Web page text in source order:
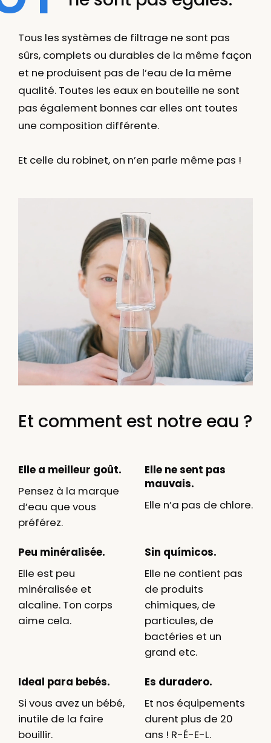
Tous les systèmes de filtrage ne sont pas
sûrs, complets ou durables de la même façon
et ne produisent pas de l’eau de la même
qualité. Toutes les eaux en bouteille ne sont
pas également bonnes car elles ont toutes
une composition différente.
Et celle du robinet, on n’en parle même pas !
Et comment est notre eau ?
Elle a meilleur goût.
Pensez à la marque
d’eau que vous
préférez.
Elle ne sent pas
mauvais.
Elle n’a pas de chlore.
Peu minéralisée.
Elle est peu
minéralisée et
alcaline. Ton corps
aime cela.
Sin químicos.
Elle ne contient pas
de produits
chimiques, de
particules, de
bactéries et un
grand etc.
Ideal para bebés.
Si vous avez un bébé,
inutile de la faire
bouillir.
Es duradero.
Et nos équipements
durent plus de 20
ans ! R-É-E-L.